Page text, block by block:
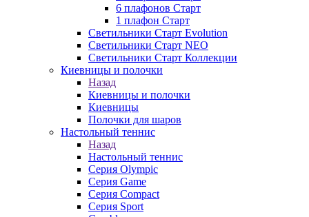
6 плафонов Старт
1 плафон Старт
Светильники Старт Evolution
Светильники Старт NEO
Светильники Старт Коллекции
Киевницы и полочки
Назад
Киевницы и полочки
Киевницы
Полочки для шаров
Настольный теннис
Назад
Настольный теннис
Серия Olympic
Серия Game
Серия Compact
Серия Sport